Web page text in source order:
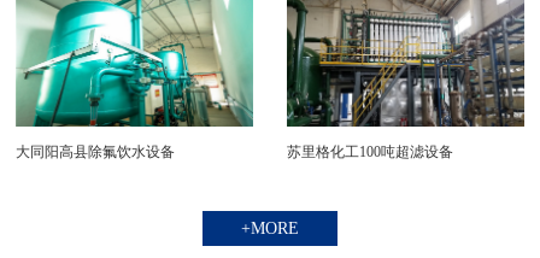
★无菌纸盒包装机、无菌液体软包机、饮料配
套机械
★空气净化器、风淋室、净化房
大同阳高县除氟饮水设备 苏里格化工100吨超滤设备
+MORE